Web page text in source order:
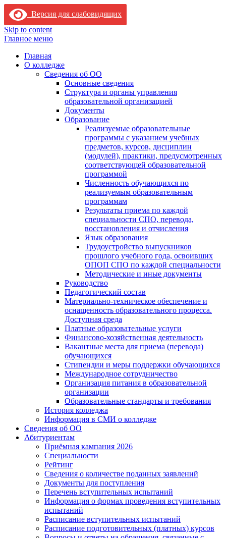
Версия для слабовидящих
Skip to content
Главное меню
Главная
О колледже
Сведения об ОО
Основные сведения
Структура и органы управления
образовательной организацией
Документы
Образование
Реализуемые образовательные
программы с указанием учебных
предметов, курсов, дисциплин
(модулей), практики, предусмотренных
соответствующей образовательной
программой
Численность обучающихся по
реализуемым образовательным
программам
Результаты приема по каждой
специальности СПО, перевода,
восстановления и отчисления
Язык образования
Трудоустройство выпускников
прошлого учебного года, освоивших
ОПОП СПО по каждой специальности
Методические и иные документы
Руководство
Педагогический состав
Материально-техническое обеспечение и
оснащенность образовательного процесса.
Доступная среда
Платные образовательные услуги
Финансово-хозяйственная деятельность
Вакантные места для приема (перевода)
обучающихся
Стипендии и меры поддержки обучающихся
Международное сотрудничество
Организация питания в образовательной
организации
Образовательные стандарты и требования
История колледжа
Информация в СМИ о колледже
Сведения об ОО
Абитуриентам
Приёмная кампания 2026
Специальности
Рейтинг
Сведения о количестве поданных заявлений
Документы для поступления
Перечень вступительных испытаний
Информация о формах проведения вступительных
испытаний
Расписание вступительных испытаний
Расписание подготовительных (платных) курсов